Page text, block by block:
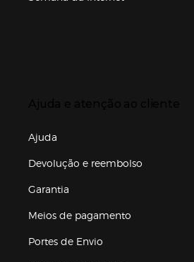
Ajuda
Devolução e reembolso
Garantia
Meios de pagamento
Portes de Envio